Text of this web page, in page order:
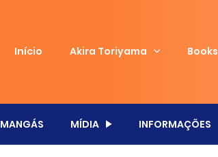
Início Akira Toriyama Books
MANGÁS MÍDIA INFORMAÇÕES